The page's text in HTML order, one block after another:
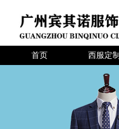
首页 西服定制